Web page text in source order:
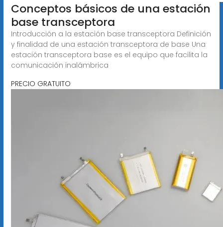
Conceptos básicos de una estación
base transceptora
Introducción a la estación base transceptora Definición
y finalidad de una estación transceptora de base Una
estación transceptora base es el equipo que facilita la
comunicación inalámbrica
PRECIO GRATUITO